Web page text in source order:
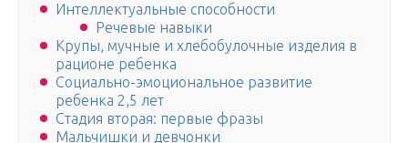
Интеллектуальные способности
Речевые навыки
Крупы, мучные и хлебобулочные изделия в
рационе ребенка
Социально-эмоциональное развитие
ребенка 2,5 лет
Стадия вторая: первые фразы
Мальчишки и девчонки